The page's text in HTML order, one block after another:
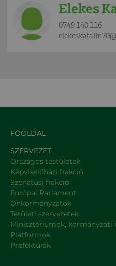
Elekes
0749 140 116
FŐOLDAL
SZERVEZET
Országos testületek
Képviselőházi frakció
Szenátusi frakció
Európai Parlament
Önkormányzatok
Területi szervezetek
Minisztériumok, kormányzati
Platformok
Prefektúrák